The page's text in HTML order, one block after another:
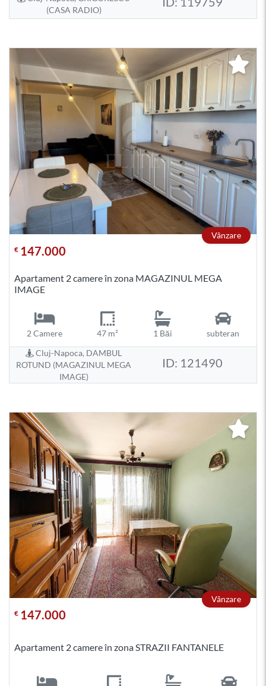
(CASA RADIO)
Vânzare
€ 147.000
Apartament 2 camere în zona MAGAZINUL MEGA
IMAGE
2 Camere 47 m² 1 Băi
subteran
Cluj-Napoca, DAMBUL
ROTUND (MAGAZINUL MEGA
IMAGE)
ID: 121490
Vânzare
€ 147.000
Apartament 2 camere în zona STRAZII FANTANELE